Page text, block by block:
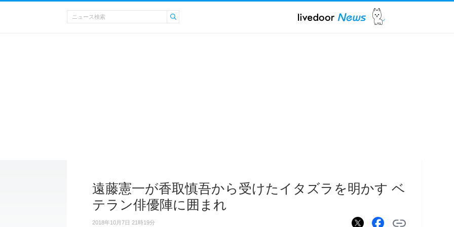
遠藤憲一が香取慎吾から受けたイタズラを明かす ベ
テラン俳優陣に囲まれ
2018年10月7日 21時19分